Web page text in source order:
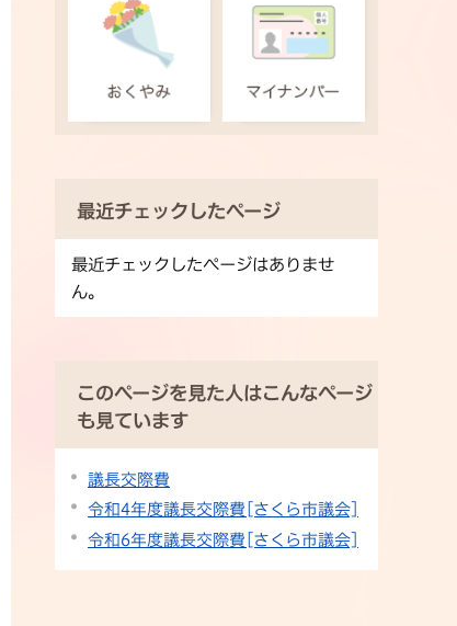
最近チェックしたページ
最近チェックしたページはありませ
ん。
このページを見た人はこんなページ
も見ています
議長交際費
令和4年度議長交際費[さくら市議会]
令和6年度議長交際費[さくら市議会]